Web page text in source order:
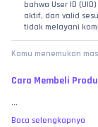
bahwa User ID
aktif, dan valid
tidak melayani
atau salah kirim
data!
Wajib Video
(no-cut/no-edit)
kosong sebagai
Kamu menemukan
Cara Membeli
...
Baca selengkapnya